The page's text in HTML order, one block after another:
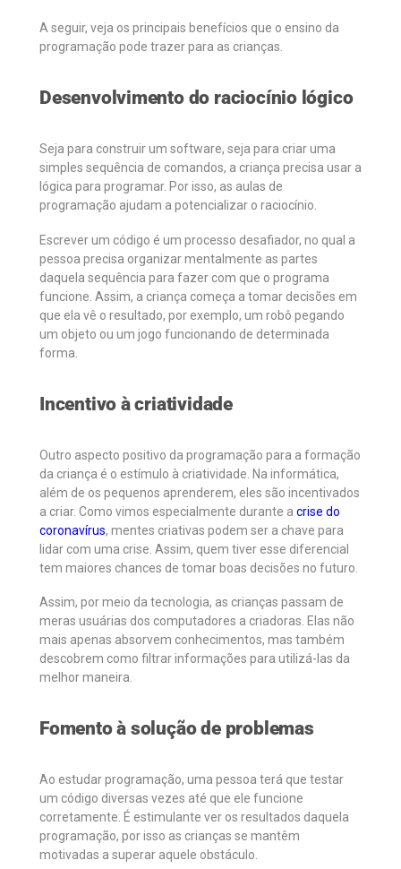
A seguir, veja os principais benefícios que o ensino da
programação pode trazer para as crianças.
Desenvolvimento do raciocínio lógico
Seja para construir um software, seja para criar uma
simples sequência de comandos, a criança precisa usar a
lógica para programar. Por isso, as aulas de
programação ajudam a potencializar o raciocínio.
Escrever um código é um processo desafiador, no qual a
pessoa precisa organizar mentalmente as partes
daquela sequência para fazer com que o programa
funcione. Assim, a criança começa a tomar decisões em
que ela vê o resultado, por exemplo, um robô pegando
um objeto ou um jogo funcionando de determinada
forma.
Incentivo à criatividade
Outro aspecto positivo da programação para a formação
da criança é o estímulo à criatividade. Na informática,
além de os pequenos aprenderem, eles são incentivados
a criar. Como vimos especialmente durante a crise do
coronavírus, mentes criativas podem ser a chave para
lidar com uma crise. Assim, quem tiver esse diferencial
tem maiores chances de tomar boas decisões no futuro.
Assim, por meio da tecnologia, as crianças passam de
meras usuárias dos computadores a criadoras. Elas não
mais apenas absorvem conhecimentos, mas também
descobrem como filtrar informações para utilizá-las da
melhor maneira.
Fomento à solução de problemas
Ao estudar programação, uma pessoa terá que testar
um código diversas vezes até que ele funcione
corretamente. É estimulante ver os resultados daquela
programação, por isso as crianças se mantêm
motivadas a superar aquele obstáculo.